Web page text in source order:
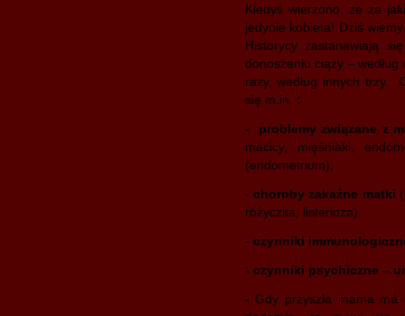
Kiedyś wierzono, że za
jedynie kobieta! Dziś
Historycy zastanawiają
donoszeniu ciąży –
razy, według innych trzy.
się m.in. :
- problemy związane z
macicy, mięśniaki,
(endometrium),
- choroby zakaźne matki
różyczka, listerioza)
- czynniki
- czynniki psychiczne –
- Gdy przyszła mama